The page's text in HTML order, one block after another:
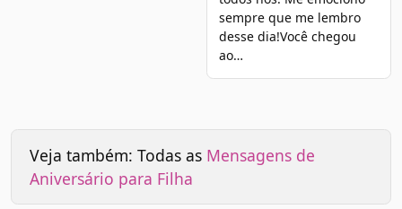
sempre que me lembro
desse dia!Você chegou
ao…
Veja também: Todas as Mensagens de
Aniversário para Filha